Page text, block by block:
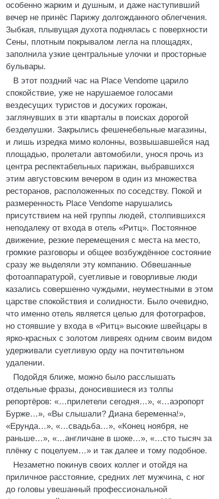
особенно жарким и душным, и даже наступивший
вечер не принёс Парижу долгожданного облегчения.
Зыбкая, плывущая духота поднялась с поверхности
Сены, плотным покрывалом легла на площадях,
заполнила узкие центральные улочки и просторные
бульвары.
В этот поздний час на Place Vendome царило
спокойствие, уже не нарушаемое голосами
вездесущих туристов и досужих горожан,
заглянувших в эти кварталы в поисках дорогой
безделушки. Закрылись фешенебельные магазины,
и лишь изредка мимо колонны, возвышавшейся над
площадью, пролетали автомобили, унося прочь из
центра респектабельных парижан, выбравшихся
этим августовским вечером в один из множества
ресторанов, расположенных по соседству. Покой и
размеренность Place Vendome нарушались
присутствием на ней группы людей, столпившихся
неподалеку от входа в отель «Ритц». Постоянное
движение, резкие перемещения с места на место,
громкие разговоры и общее возбуждённое состояние
сразу же выделяли эту компанию. Обвешанные
фотоаппаратурой, суетливые и говорливые люди
казались совершенно чуждыми, неуместными в этом
царстве спокойствия и солидности. Было очевидно,
что именно отель является целью для фотографов,
но стоявшие у входа в «Ритц» высокие швейцары в
ярко-красных с золотом ливреях одним своим видом
удерживали суетливую орду на почтительном
удалении.
Подойдя ближе, можно было расслышать
отдельные фразы, доносившиеся из толпы
репортёров: «…прилетели сегодня…», «…аэропорт
Бурже…», «Вы слышали? Диана беременна!»,
«Ерунда…», «…свадьба…», «Конец ноября, не
раньше…», «…англичане в шоке…», «…сто тысяч за
плёнку с поцелуем…» и так далее и тому подобное.
Незаметно покинув своих коллег и отойдя на
приличное расстояние, средних лет мужчина, с ног
до головы увешанный профессиональной